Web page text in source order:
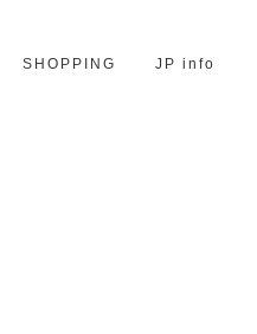
SHOPPING JP info